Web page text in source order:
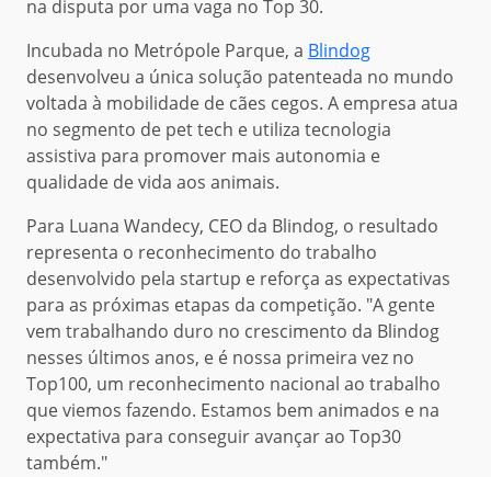
na disputa por uma vaga no Top 30.
Incubada no Metrópole Parque, a Blindog
desenvolveu a única solução patenteada no mundo
voltada à mobilidade de cães cegos. A empresa atua
no segmento de pet tech e utiliza tecnologia
assistiva para promover mais autonomia e
qualidade de vida aos animais.
Para Luana Wandecy, CEO da Blindog, o resultado
representa o reconhecimento do trabalho
desenvolvido pela startup e reforça as expectativas
para as próximas etapas da competição. "A gente
vem trabalhando duro no crescimento da Blindog
nesses últimos anos, e é nossa primeira vez no
Top100, um reconhecimento nacional ao trabalho
que viemos fazendo. Estamos bem animados e na
expectativa para conseguir avançar ao Top30
também."